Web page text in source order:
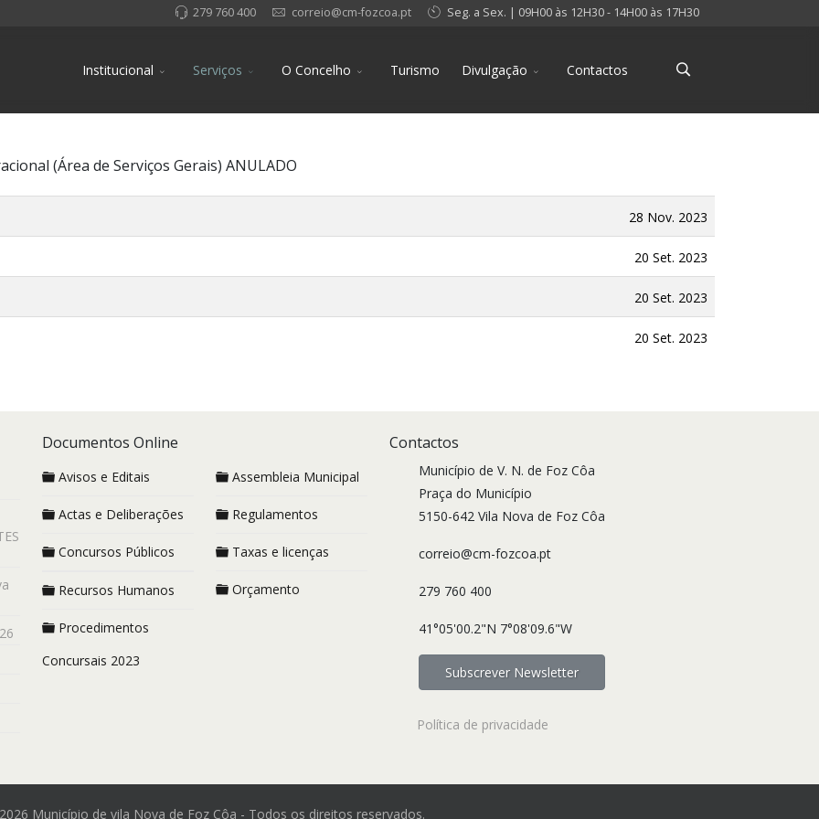
279 760 400 correio@cm-fozcoa.pt Seg. a Sex. | 09H00 às 12H30 - 14H00 às 17H30
Institucional Serviços O Concelho Turismo Divulgação Contactos
(Área de Serviços Gerais) ANULADO
28 Nov. 2023
20 Set. 2023
20 Set. 2023
20 Set. 2023
Documentos Online
Avisos e Editais
Actas e Deliberações
Concursos Públicos
Recursos Humanos
Procedimentos
Concursais 2023
Assembleia Municipal
Regulamentos
Taxas e licenças
Orçamento
Contactos
Município de V. N. de Foz Côa
Praça do Município
5150-642 Vila Nova de Foz Côa
correio@cm-fozcoa.pt
279 760 400
41°05'00.2"N 7°08'09.6"W
Subscrever Newsletter
Política de privacidade
Município de vila Nova de Foz Côa - Todos os direitos reservados.